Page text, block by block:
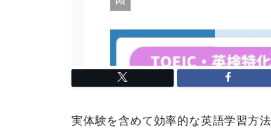
実体験を含めて効率的な英語学習方